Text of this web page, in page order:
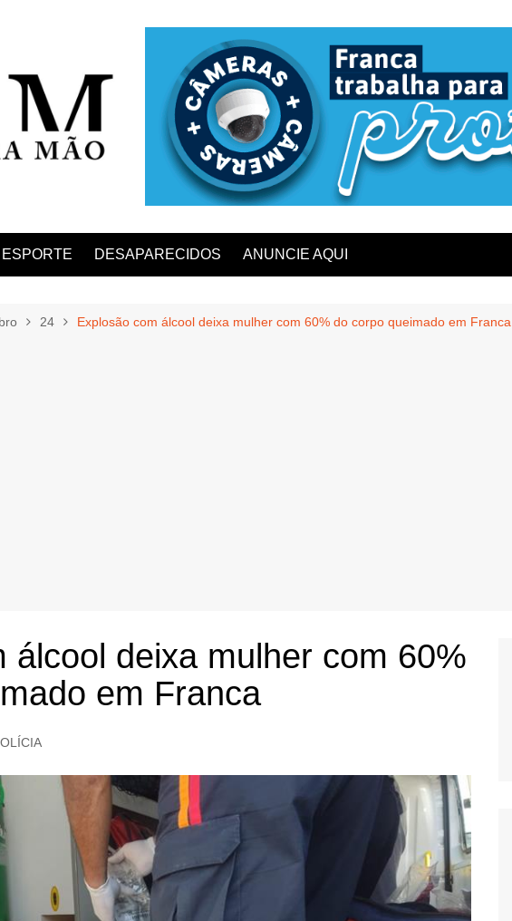
ESPORTE DESAPARECIDOS ANUNCIE AQUI
24 Explosão com álcool deixa mulher com 60% do corpo queimado em Franca
álcool deixa mulher com 60%
em Franca